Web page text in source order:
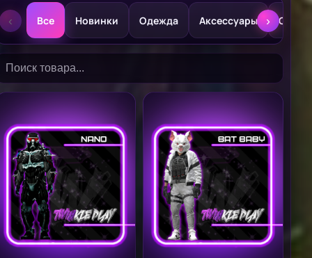
Все Новинки Одежда Аксессуары
‹ ›
Все серверы
TWINKLE Play PVE #2 TWINKLE Play PVE #3
TWINKLE Play PVE #4 TWINKLE Play PVE #5
TWINKLE Play PVE #6 TWINKLE Play PVE #7
TWINKLE Play PVE #8 TWINKLE Play PVE #9
TWINKLE Play PVE #1 Livonia